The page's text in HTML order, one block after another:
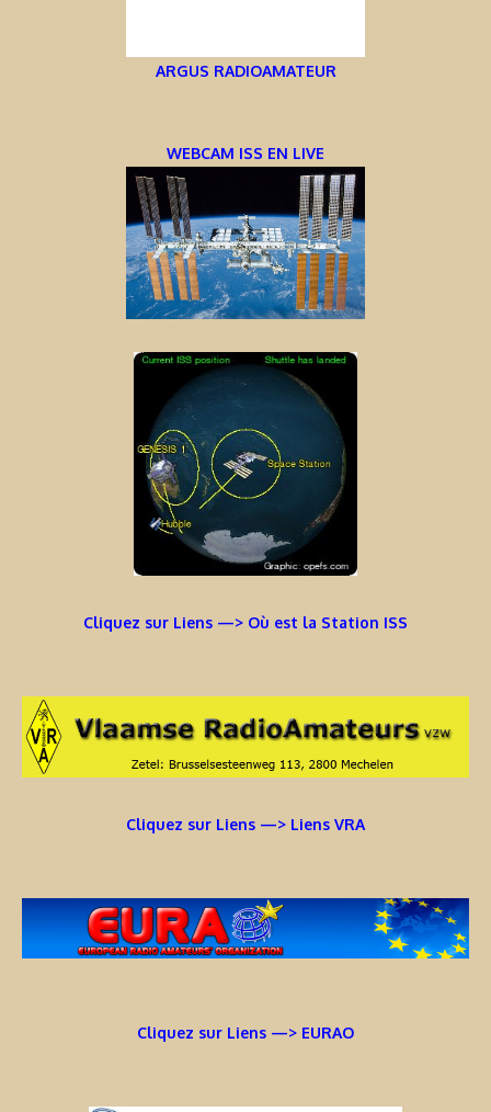
ARGUS RADIOAMATEUR
WEBCAM ISS EN LIVE
Cliquez sur Liens —> Où est la Station ISS
Cliquez sur Liens —> Liens VRA
Cliquez sur Liens —> EURAO